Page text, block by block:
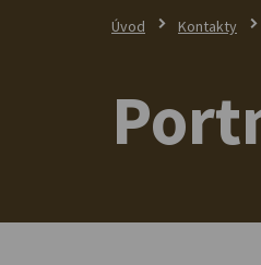
Úvod Kontakty